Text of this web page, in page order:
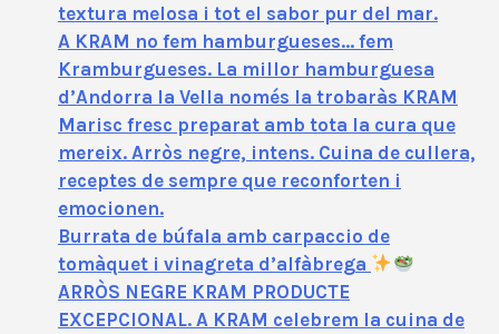
textura melosa i tot el sabor pur del mar.
A KRAM no fem hamburgueses… fem
Kramburgueses. La millor hamburguesa
d’Andorra la Vella només la trobaràs KRAM
Marisc fresc preparat amb tota la cura que
mereix. Arròs negre, intens. Cuina de cullera,
receptes de sempre que reconforten i
emocionen.
Burrata de búfala amb carpaccio de
tomàquet i vinagreta d’alfàbrega
ARRÒS NEGRE KRAM PRODUCTE
EXCEPCIONAL. A KRAM celebrem la cuina de